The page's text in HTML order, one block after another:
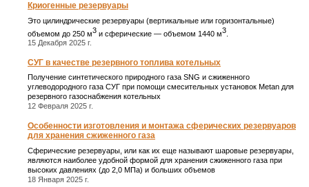
Криогенные резервуары
Это цилиндрические резервуары (вертикальные или горизонтальные)
объемом до 250 м3 и сферические ― объемом 1440 м3
15 Декабря 2025 г.
СУГ в качестве резервного топлива котельных
Получение синтетического природного газа SNG и сжиженного
углеводородного газа СУГ при помощи смесительных установок Metan для
резервного газоснабжения котельных
12 Февраля 2025 г.
Особенности изготовления и монтажа сферических резервуаров
для хранения сжиженного газа
Сферические резервуары, или как их еще называют шаровые резервуары,
являются наиболее удобной формой для хранения сжиженного газа при
высоких давлениях (до 2,0 МПа) и больших объемов
18 Января 2025 г.